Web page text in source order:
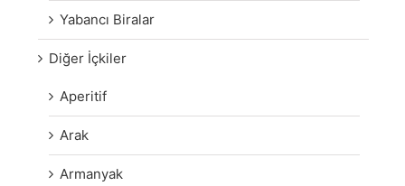
Yabancı Biralar
Diğer İçkiler
Aperitif
Arak
Armanyak